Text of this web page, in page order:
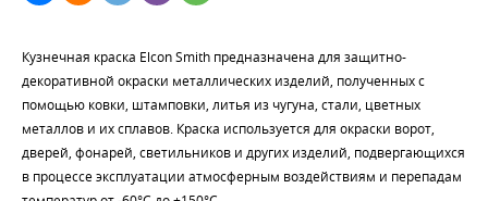
Кузнечная краска Elcon Smith предназначена для защитно-
декоративной окраски металлических изделий, полученных с
помощью ковки, штамповки, литья из чугуна, стали, цветных
металлов и их сплавов. Краска используется для окраски ворот,
дверей, фонарей, светильников и других изделий, подвергающихся
в процессе эксплуатации атмосферным воздействиям и перепадам